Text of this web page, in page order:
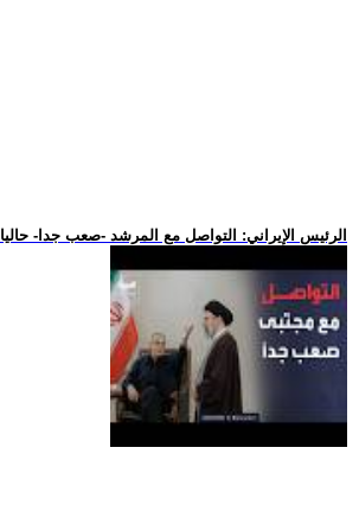
.. الرئيس الإيراني: التواصل مع المرشد -صعب جدا- حاليا